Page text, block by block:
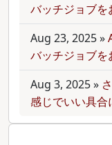
バッチジョブを
Aug 23, 2025»
バッチジョブを
Aug 3, 2025»
感じでいい具